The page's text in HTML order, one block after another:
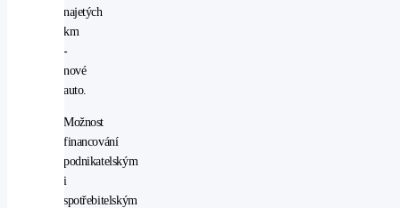
najetých
km
-
nové
auto.
Možnost
financování
podnikatelským
i
spotřebitelským